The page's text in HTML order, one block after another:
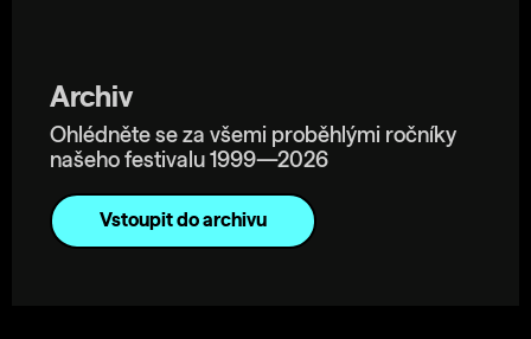
Archiv
Ohlédněte se za všemi proběhlými ročníky
našeho festivalu 1999—2026
Vstoupit do archivu